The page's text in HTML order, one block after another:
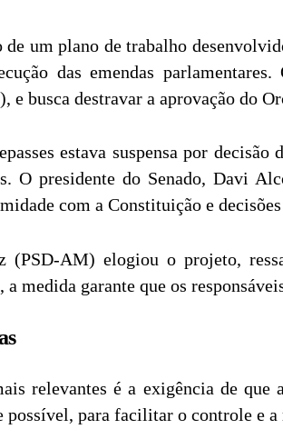
de um plano de trabalho
das emendas
e busca destravar a aprovação do
estava suspensa por
O presidente do Senado, Davi
com a Constituição e
(PSD-AM) elogiou o projeto,
a medida garante que os
relevantes é a exigência de que
possível, para facilitar o controle e a